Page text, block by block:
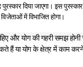
दिया जाएगा। इस
में विभाजित होगा।
और योग की गहरी समझ
या योग के क्षेत्र में काम करने